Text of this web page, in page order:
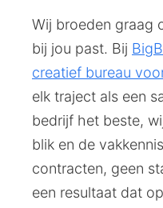
Wij broeden graag
bij jou past. Bij
creatief bureau
elk traject als een
bedrijf het beste,
blik en de
contracten, geen
een resultaat dat